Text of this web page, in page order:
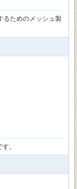
るためのメッシュ製
。